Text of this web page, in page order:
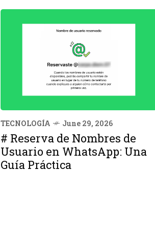
TECNOLOGÍA June 29, 2026
# Reserva de Nombres de
Usuario en WhatsApp: Una
Guía Práctica